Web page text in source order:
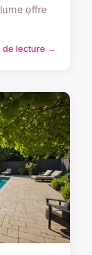
offre
de lecture →